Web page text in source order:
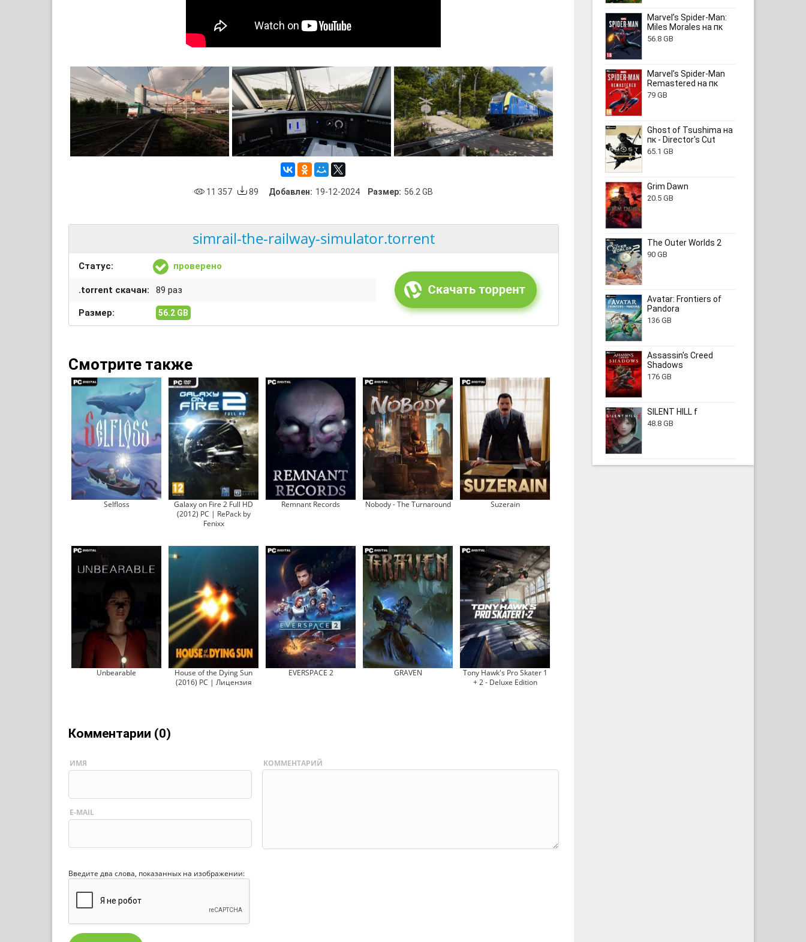
11 357 89 Добавлен: 19-12-2024 Размер: 56.2 GB
simrail-the-railway-simulator.torrent
Статус: проверено
.torrent скачан: 89 раз
Размер: 56.2 GB
Смотрите также
Selfloss
Galaxy on Fire 2 Full HD
(2012) PC | RePack by
Fenixx
Remnant Records Nobody - The Turnaround Suzerain
Unbearable
House of the Dying Sun
(2016) PC | Лицензия
EVERSPACE 2 GRAVEN
Tony Hawk's Pro Skater 1
+ 2 - Deluxe Edition
Комментарии (0)
ИМЯ
E-MAIL
КОММЕНТАРИЙ
Введите два слова, показанных на изображении:
Marvel’s Spider-Man:
Miles Morales на пк
56.8 GB
Marvel’s Spider-Man
Remastered на пк
79 GB
Ghost of Tsushima на
пк - Director's Cut
65.1 GB
Grim Dawn
20.5 GB
The Outer Worlds 2
90 GB
Avatar: Frontiers of
Pandora
136 GB
Assassin's Creed
Shadows
176 GB
SILENT HILL f
48.8 GB